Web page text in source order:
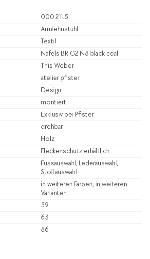
000.211.5
Armlehnstuhl
Textil
Näfels BR G2 N8 black coal
This Weber
atelier pfister
Design
montiert
Exklusiv bei Pfister
drehbar
Holz
Fleckenschutz erhältlich
Fussauswahl, Lederauswahl,
Stoffauswahl
in weiteren Farben, in weiteren
Varianten
59
63
86